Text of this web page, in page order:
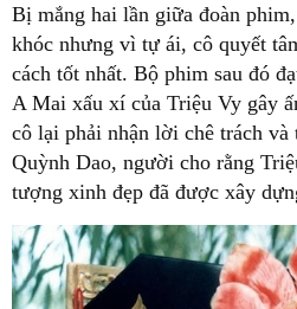
Bị mắng hai lần giữa đoàn
khóc nhưng vì tự ái, cô quyết
cách tốt nhất. Bộ phim sau đó
A Mai xấu xí của Triệu Vy gây
cô lại phải nhận lời chê trách và
Quỳnh Dao, người cho rằng
tượng xinh đẹp đã được xây